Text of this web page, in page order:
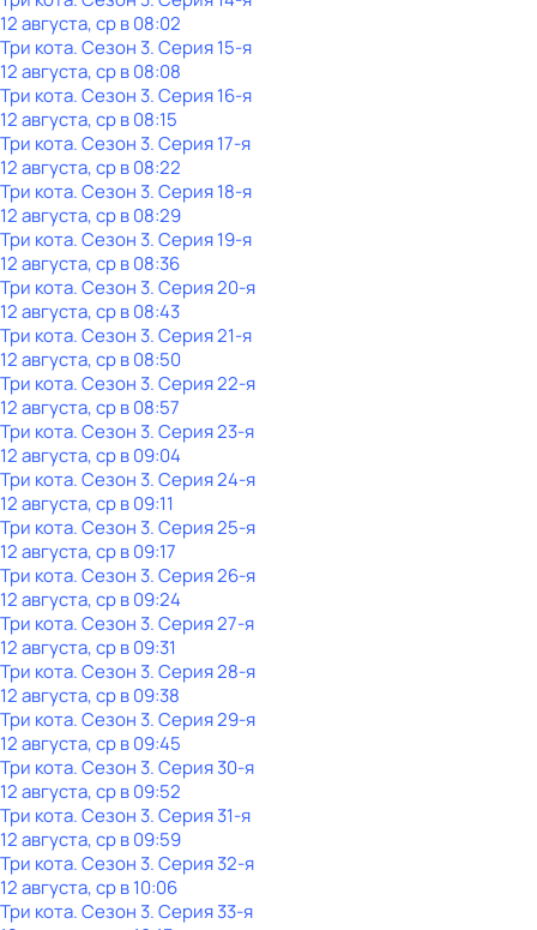
12 августа, ср в 08:02
Три кота. Сезон 3. Серия 15-я
12 августа, ср в 08:08
Три кота. Сезон 3. Серия 16-я
12 августа, ср в 08:15
Три кота. Сезон 3. Серия 17-я
12 августа, ср в 08:22
Три кота. Сезон 3. Серия 18-я
12 августа, ср в 08:29
Три кота. Сезон 3. Серия 19-я
12 августа, ср в 08:36
Три кота. Сезон 3. Серия 20-я
12 августа, ср в 08:43
Три кота. Сезон 3. Серия 21-я
12 августа, ср в 08:50
Три кота. Сезон 3. Серия 22-я
12 августа, ср в 08:57
Три кота. Сезон 3. Серия 23-я
12 августа, ср в 09:04
Три кота. Сезон 3. Серия 24-я
12 августа, ср в 09:11
Три кота. Сезон 3. Серия 25-я
12 августа, ср в 09:17
Три кота. Сезон 3. Серия 26-я
12 августа, ср в 09:24
Три кота. Сезон 3. Серия 27-я
12 августа, ср в 09:31
Три кота. Сезон 3. Серия 28-я
12 августа, ср в 09:38
Три кота. Сезон 3. Серия 29-я
12 августа, ср в 09:45
Три кота. Сезон 3. Серия 30-я
12 августа, ср в 09:52
Три кота. Сезон 3. Серия 31-я
12 августа, ср в 09:59
Три кота. Сезон 3. Серия 32-я
12 августа, ср в 10:06
Три кота. Сезон 3. Серия 33-я